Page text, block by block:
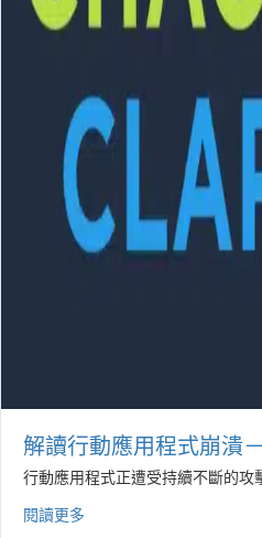
解讀行動應用程式崩潰
行動應用程式正遭受持續不斷的
閱讀更多